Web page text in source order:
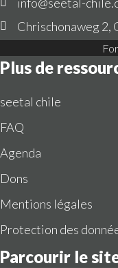
Chrischonaweg 2,
Plus de
seetal chile
FAQ
Agenda
Dons
Mentions légales
Protection des
Parcourir le